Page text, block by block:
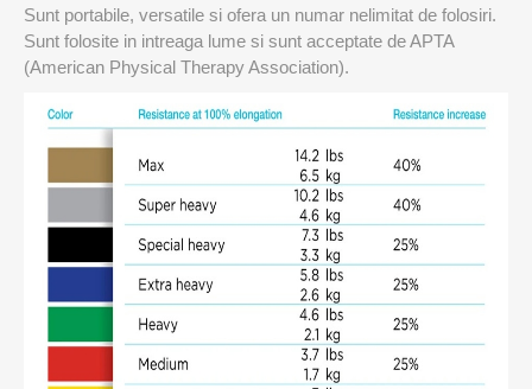
Sunt portabile, versatile si ofera un numar nelimitat de folosiri.
Sunt folosite in intreaga lume si sunt acceptate de APTA
(American Physical Therapy Association).